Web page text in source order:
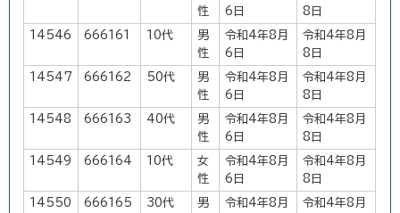
性
6日
8日
14546 666161 10代
男
性
令和4年8月
6日
令和4年8月
8日
14547 666162 50代
男
性
令和4年8月
6日
令和4年8月
8日
14548 666163 40代
男
性
令和4年8月
6日
令和4年8月
8日
14549 666164 10代
女
性
令和4年8月
6日
令和4年8月
8日
14550 666165 30代
男
令和4年8月
令和4年8月